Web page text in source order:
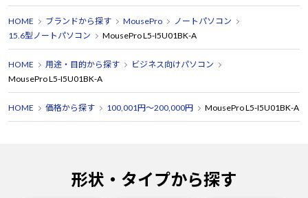
HOME ブランドから探す MousePro
ノートパソコン
15.6型ノートパソコン
MousePro L5-I5U01BK-A
HOME 用途・目的から探す
ビジネス向けパソコン
MousePro L5-I5U01BK-A
HOME 価格から探す 100,001円～200,000円 MousePro L5-I5U01BK-A
形状・タイプから探す